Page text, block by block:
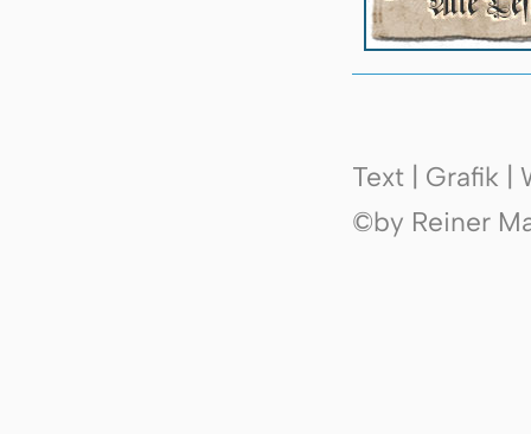
Text | Grafik |
©by Reiner